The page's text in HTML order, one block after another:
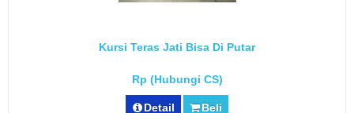
Kursi Teras Jati Bisa Di Putar
Rp (Hubungi CS)
Detail Beli